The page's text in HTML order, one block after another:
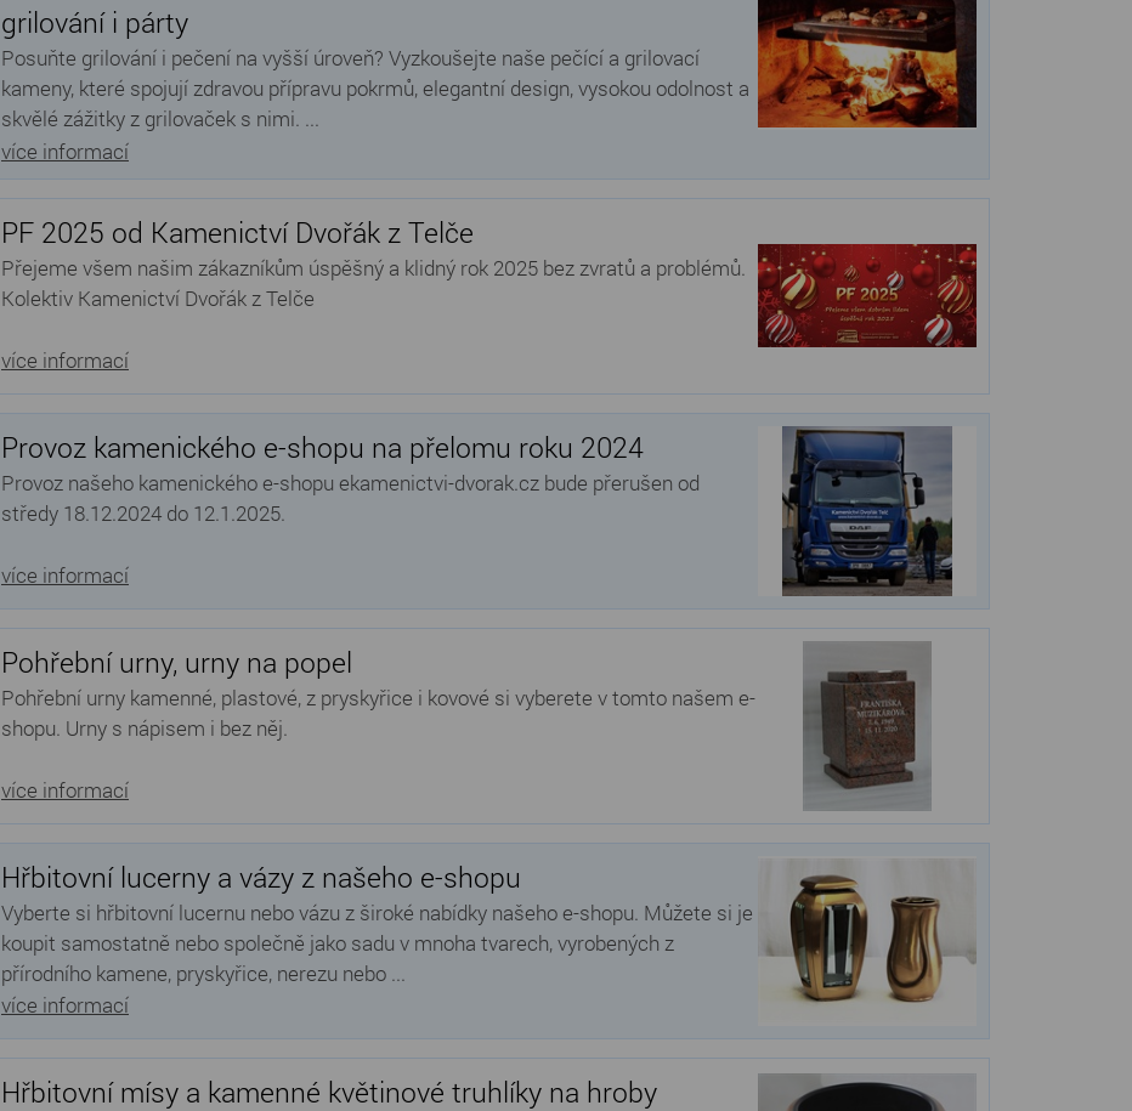
grilování i párty
Posuňte grilování i pečení na vyšší úroveň? Vyzkoušejte naše pečící a grilovací
kameny, které spojují zdravou přípravu pokrmů, elegantní design, vysokou odolnost a
skvělé zážitky z grilovaček s nimi. ...
více informací
PF 2025 od Kamenictví Dvořák z Telče
Přejeme všem našim zákazníkům úspěšný a klidný rok 2025 bez zvratů a problémů.
Kolektiv Kamenictví Dvořák z Telče
více informací
Provoz kamenického e-shopu na přelomu roku 2024
Provoz našeho kamenického e-shopu ekamenictvi-dvorak.cz bude přerušen od
středy 18.12.2024 do 12.1.2025.
více informací
Pohřební urny, urny na popel
Pohřební urny kamenné, plastové, z pryskyřice i kovové si vyberete v tomto našem e-
shopu. Urny s nápisem i bez něj.
více informací
Hřbitovní lucerny a vázy z našeho e-shopu
Vyberte si hřbitovní lucernu nebo vázu z široké nabídky našeho e-shopu. Můžete si je
koupit samostatně nebo společně jako sadu v mnoha tvarech, vyrobených z
přírodního kamene, pryskyřice, nerezu nebo ...
více informací
Hřbitovní mísy a kamenné květinové truhlíky na hroby